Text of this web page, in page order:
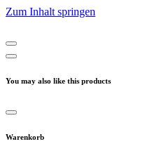
Zum Inhalt springen
You may also like this products
Warenkorb